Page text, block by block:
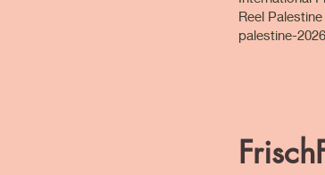
Reel
palestine-2026